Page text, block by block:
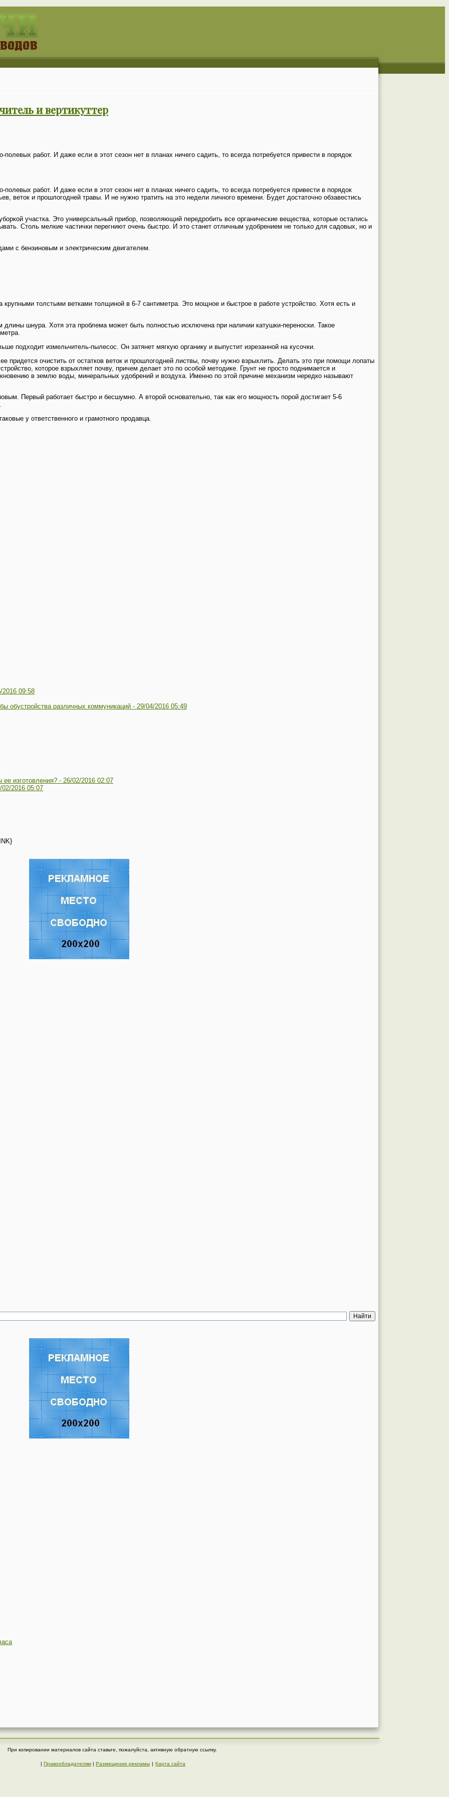
и вертикуттер
работ. И даже если в этот сезон нет в планах ничего садить, то всегда потребуется привести в порядок
работ. И даже если в этот сезон нет в планах ничего садить, то всегда потребуется привести в порядок
веток и прошлогодней травы. И не нужно тратить на это недели личного времени. Будет достаточно обзавестись
участка. Это универсальный прибор, позволяющий передробить все органические вещества, которые остались
Столь мелкие частички перегниют очень быстро. И это станет отличным удобрением не только для садовых, но и
с бензиновым и электрическим двигателем.
крупными толстыми ветками толщиной в 6-7 сантиметра. Это мощное и быстрое в работе устройство. Хотя есть и
длины шнура. Хотя эта проблема может быть полностью исключена при наличии катушки-переноски. Такое
подходит измельчитель-пылесос. Он затянет мягкую органику и выпустит изрезанной на кусочки.
придется очистить от остатков веток и прошлогодней листвы, почву нужно взрыхлить. Делать это при помощи лопаты
которое взрыхляет почву, причем делает это по особой методике. Грунт не просто поднимается и
в землю воды, минеральных удобрений и воздуха. Именно по этой причине механизм нередко называют
Первый работает быстро и бесшумно. А второй основательно, так как его мощность порой достигает 5-6
у ответственного и грамотного продавца.
2016 09:58
обустройства различных коммуникаций - 29/04/2016 05:49
изготовления? - 26/02/2016 02:07
02/2016 05:07
При копировании материалов сайта ставьте, пожалуйста, активную обратную ссылку.
| Правообладателям | Размещение рекламы | Карта сайта